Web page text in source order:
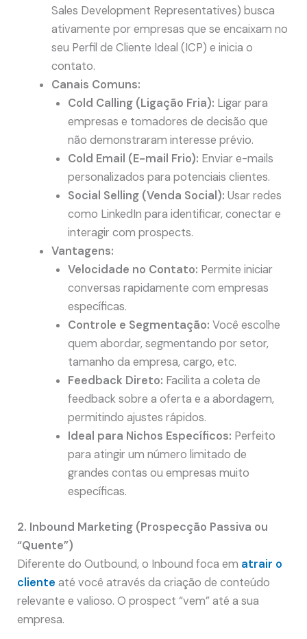
Sales Development Representatives) busca
ativamente por empresas que se encaixam no
seu Perfil de Cliente Ideal (ICP) e inicia o
contato.
Canais Comuns:
Cold Calling (Ligação Fria): Ligar para
empresas e tomadores de decisão que
não demonstraram interesse prévio.
Cold Email (E-mail Frio): Enviar e-mails
personalizados para potenciais clientes.
Social Selling (Venda Social): Usar redes
como LinkedIn para identificar, conectar e
interagir com prospects.
Vantagens:
Velocidade no Contato: Permite iniciar
conversas rapidamente com empresas
específicas.
Controle e Segmentação: Você escolhe
quem abordar, segmentando por setor,
tamanho da empresa, cargo, etc.
Feedback Direto: Facilita a coleta de
feedback sobre a oferta e a abordagem,
permitindo ajustes rápidos.
Ideal para Nichos Específicos: Perfeito
para atingir um número limitado de
grandes contas ou empresas muito
específicas.
2. Inbound Marketing (Prospecção Passiva ou
“Quente”)
Diferente do Outbound, o Inbound foca em atrair o
cliente até você através da criação de conteúdo
relevante e valioso. O prospect “vem” até a sua
empresa.